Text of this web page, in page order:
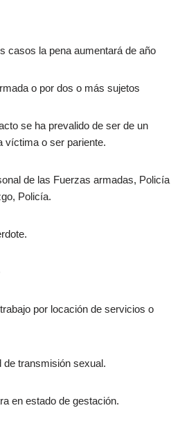
casos la pena aumentará de año
o por dos o más sujetos
se ha prevalido de ser de un
víctima o ser pariente.
de las Fuerzas armadas, Policía
Policía.
por locación de servicios o
de transmisión sexual.
en estado de gestación.